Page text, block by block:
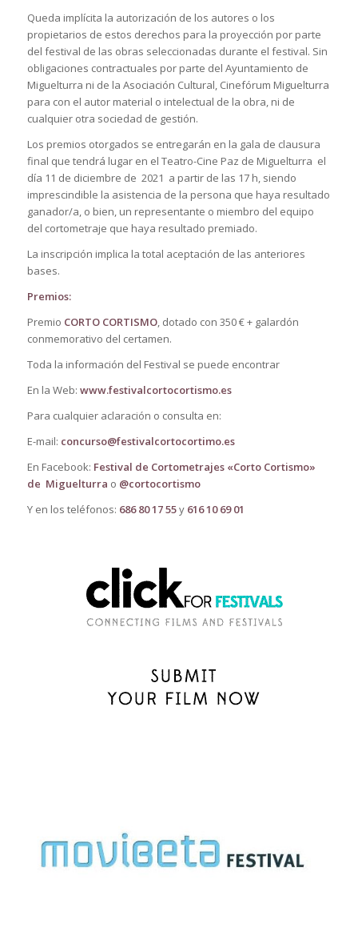
Queda implícita la autorización de los autores o los
propietarios de estos derechos para la proyección por parte
del festival de las obras seleccionadas durante el festival. Sin
obligaciones contractuales por parte del Ayuntamiento de
Miguelturra ni de la Asociación Cultural, Cinefórum Miguelturra
para con el autor material o intelectual de la obra, ni de
cualquier otra sociedad de gestión.
Los premios otorgados se entregarán en la gala de clausura
final que tendrá lugar en el Teatro-Cine Paz de Miguelturra el
día 11 de diciembre de 2021 a partir de las 17 h, siendo
imprescindible la asistencia de la persona que haya resultado
ganador/a, o bien, un representante o miembro del equipo
del cortometraje que haya resultado premiado.
La inscripción implica la total aceptación de las anteriores
bases.
Premios:
Premio CORTO CORTISMO, dotado con 350 € + galardón
conmemorativo del certamen.
Toda la información del Festival se puede encontrar
En la Web: www.festivalcortocortismo.es
Para cualquier aclaración o consulta en:
E-mail: concurso@festivalcortocortimo.es
En Facebook: Festival de Cortometrajes «Corto Cortismo»
de Miguelturra o @cortocortismo
Y en los teléfonos: 686 80 17 55y 616 10 69 01